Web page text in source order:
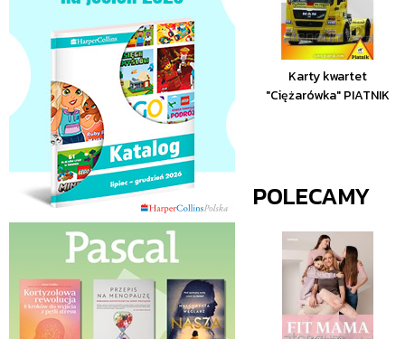
Karty kwartet
"Ciężarówka" PIATNIK
POLECAMY